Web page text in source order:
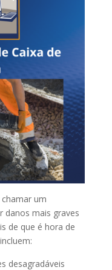
um
danos mais graves
de que é hora de
desagradáveis